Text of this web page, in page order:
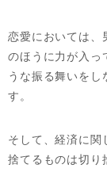
恋愛においては、
のほうに力が入っ
うな振る舞いを
す。
そして、経済に関
捨てるものは切り